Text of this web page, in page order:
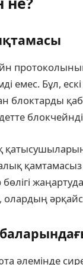
емес. Бұл,
блоктарды
олардың
әлемінде